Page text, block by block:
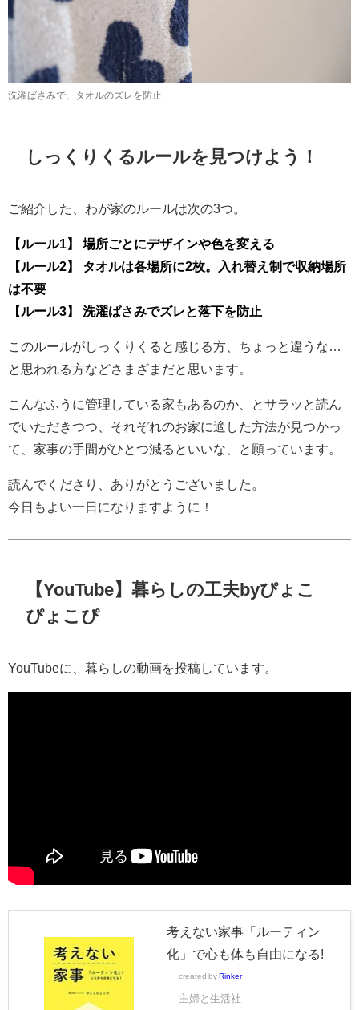
洗濯ばさみで、タオルのズレを防止
しっくりくるルールを見つけよう！
ご紹介した、わが家のルールは次の3つ。
【ルール1】 場所ごとにデザインや色を変える
【ルール2】 タオルは各場所に2枚。入れ替え制で収納場所
は不要
【ルール3】 洗濯ばさみでズレと落下を防止
このルールがしっくりくると感じる方、ちょっと違うな…
と思われる方などさまざまだと思います。
こんなふうに管理している家もあるのか、とサラッと読ん
でいただきつつ、それぞれのお家に適した方法が見つかっ
て、家事の手間がひとつ減るといいな、と願っています。
読んでくださり、ありがとうございました。
今日もよい一日になりますように！
【YouTube】暮らしの工夫byぴょこ
ぴょこぴ
YouTubeに、暮らしの動画を投稿しています。
考えない家事「ルーティン
化」で心も体も自由になる!
created by Rinker
主婦と生活社